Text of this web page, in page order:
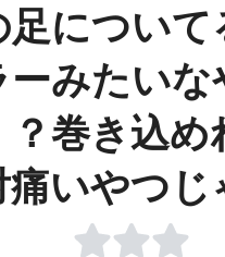
足について
ーみたいな
？巻き込め
いやつじ